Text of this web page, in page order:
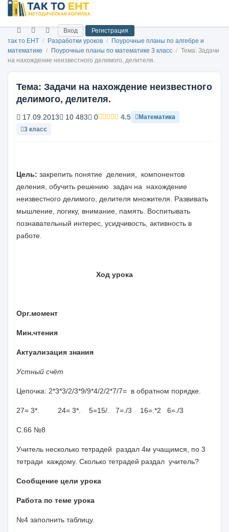
Вход
Регистрация
так то ЕНТ / Разработки уроков /
Поурочные планы по алгебре и
математике / Поурочные планы по математике 3 класс / Тема: Задачи
на нахождение неизвестного делимого, делителя.
Тема: Задачи на нахождение неизвестного
делимого, делителя.
17.09.2013 10 483 0 4.5
Математика
3 класс
Цель: закрепить понятие деления, компонентов
деления, обучить решению задач на нахождение
неизвестного делимого, делителя множителя. Развивать
мышление, логику, внимание, память. Воспитывать
познавательный интерес, усидчивость, активность в
работе.
Ход урока
Орг.момент
Мин.чтения
Актуализация знания
Устный счёт
Цепочка: 2*3*3/2/3*9/9*4/2/2*7/7= в обратном порядке.
27= 3*. 24= 3*. 5=15/. 7=./3 16=.*2 6=./3
С.66 №8
Учитель несколько тетрадей раздал 4м учащимся, по 3
тетради каждому. Сколько тетрадей раздал учитель?
Сообщение цели урока
Работа по теме урока
№4 заполнить таблицу.